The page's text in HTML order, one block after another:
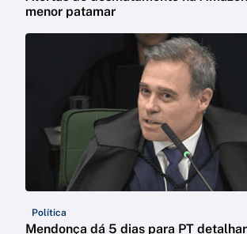
menor patamar
Política
Mendonça dá 5 dias para PT